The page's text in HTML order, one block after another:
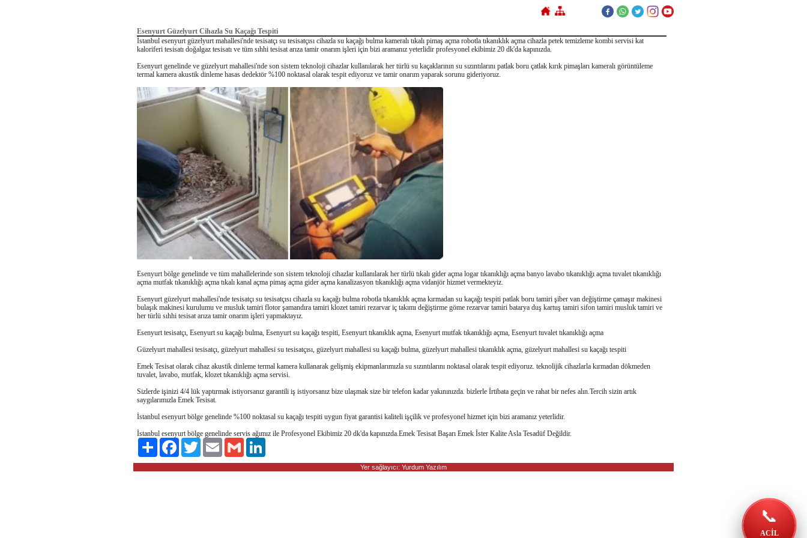
📞
ACİL
Esenyurt Güzelyurt Cihazla Su Kaçağı Tespiti
İstanbul esenyurt güzelyurt mahallesi'nde tesisatçı su tesisatçısı cihazla su kaçağı bulma kameralı tıkalı pimaş açma robotla tıkanıklık açma cihazla petek temizleme kombi servisi kat
kaloriferi tesisatı doğalgaz tesisatı ve tüm sıhhi tesisat arıza tamir onarım işleri için bizi aramanız yeterlidir profesyonel ekibimiz 20 dk'da kapınızda.
Esenyurt genelinde ve güzelyurt mahallesi'nde son sistem teknoloji cihazlar kullanılarak her türlü su kaçaklarının su sızıntılarını patlak boru çatlak kırık pimaşları kameralı görüntüleme
termal kamera akustik dinleme hasas dedektör %100 noktasal olarak tespit ediyoruz ve tamir onarım yaparak sorunu gideriyoruz.
Esenyurt bölge genelinde ve tüm mahallelerinde son sistem teknoloji cihazlar kullanılarak her türlü tıkalı gider açma logar tıkanıklığı açma banyo lavabo tıkanıklığı açma tuvalet tıkanıklığı
açma mutfak tıkanıklığı açma tıkalı kanal açma pimaş açma gider açma kanalizasyon tıkanıklığı açma vidanjör hizmet vermekteyiz.
Esenyurt güzelyurt mahallesi'nde tesisatçı su tesisatçısı cihazla su kaçağı bulma robotla tıkanıklık açma kırmadan su kaçağı tespiti patlak boru tamiri şiber van değiştirme çamaşır makinesi
bulaşık makinesi kurulumu ve musluk tamiri flotor şamandıra tamiri klozet tamiri rezarvar iç takımı değiştirme göme rezarvar tamiri batarya duş kartuş tamiri sifon tamiri musluk tamiri ve
her türlü sıhhi tesisat arıza tamir onarım işleri yapmaktayız.
Esenyurt tesisatçı, Esenyurt su kaçağı bulma, Esenyurt su kaçağı tespiti, Esenyurt tıkanıklık açma, Esenyurt mutfak tıkanıklığı açma, Esenyurt tuvalet tıkanıklığı açma
Güzelyurt mahallesi tesisatçı, güzelyurt mahallesi su tesisatçısı, güzelyurt mahallesi su kaçağı bulma, güzelyurt mahallesi tıkanıklık açma, güzelyurt mahallesi su kaçağı tespiti
Emek Tesisat olarak cihaz akustik dinleme termal kamera kullanarak gelişmiş ekipmanlarımızla su sızıntılarını noktasal olarak tespit ediyoruz. teknolijik cihazlarla kırmadan dökmeden
tuvalet, lavabo, mutfak, klozet tıkanıklığı açma servisi.
Sizlerde işinizi 4/4 lük yaptırmak istiyorsanız garantili iş istiyorsanız bize ulaşmak size bir telefon kadar yakınınızda. bizlerle İrtibata geçin ve rahat bir nefes alın.Tercih sizin artık
saygılarımızla Emek Tesisat.
İstanbul esenyurt bölge genelinde %100 noktasal su kaçağı tespiti uygun fiyat garantisi kaliteli işçilik ve profesyonel hizmet için bizi aramanız yeterlidir.
İstanbul esenyurt bölge genelinde servis ağımız ile Profesyonel Ekibimiz 20 dk'da kapınızda.Emek Tesisat Başarı Emek İster Kalite Asla Tesadüf Değildir.
Paylaş
FacebookTwitter Email Gmail
Yer sağlayıcı: Yurdum Yazılım